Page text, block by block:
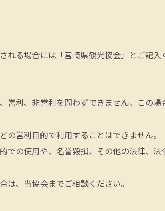
る場合には「宮崎県観光協会」とご記入
営利、非営利を問わずできません。この
の営利目的で利用することはできません。
での使用や、名誉毀損、その他の法律、法
、当協会までご相談ください。